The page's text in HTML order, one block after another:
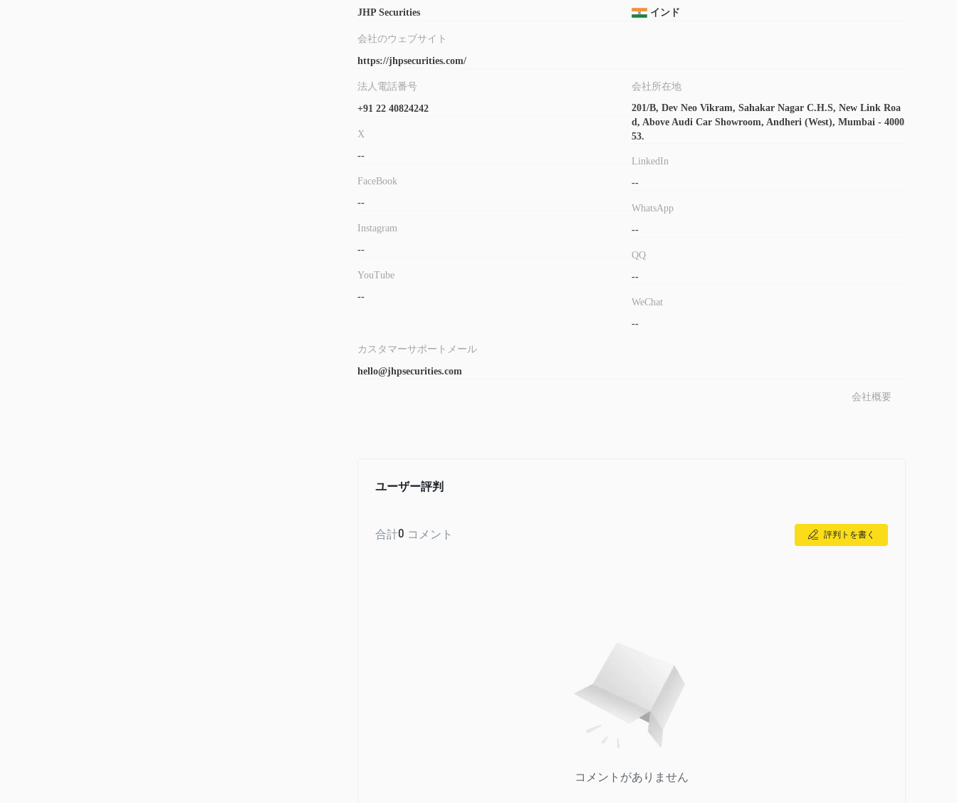
JHP Securities
インド
会社のウェブサイト
https://jhpsecurities.com/
法人電話番号
+91 22 40824242
X
--
FaceBook
--
Instagram
--
YouTube
--
会社所在地
201/B, Dev Neo Vikram, Sahakar Nagar C.H.S, New Link Roa
d, Above Audi Car Showroom, Andheri (West), Mumbai - 4000
53.
LinkedIn
--
WhatsApp
--
QQ
--
WeChat
--
カスタマーサポートメール
hello@jhpsecurities.com
会社概要
ユーザー評判
合計0 コメント 評判トを書く
コメントがありません